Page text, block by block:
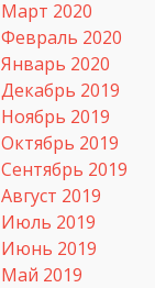
Март 2020
Февраль 2020
Январь 2020
Декабрь 2019
Ноябрь 2019
Октябрь 2019
Сентябрь 2019
Август 2019
Июль 2019
Июнь 2019
Май 2019